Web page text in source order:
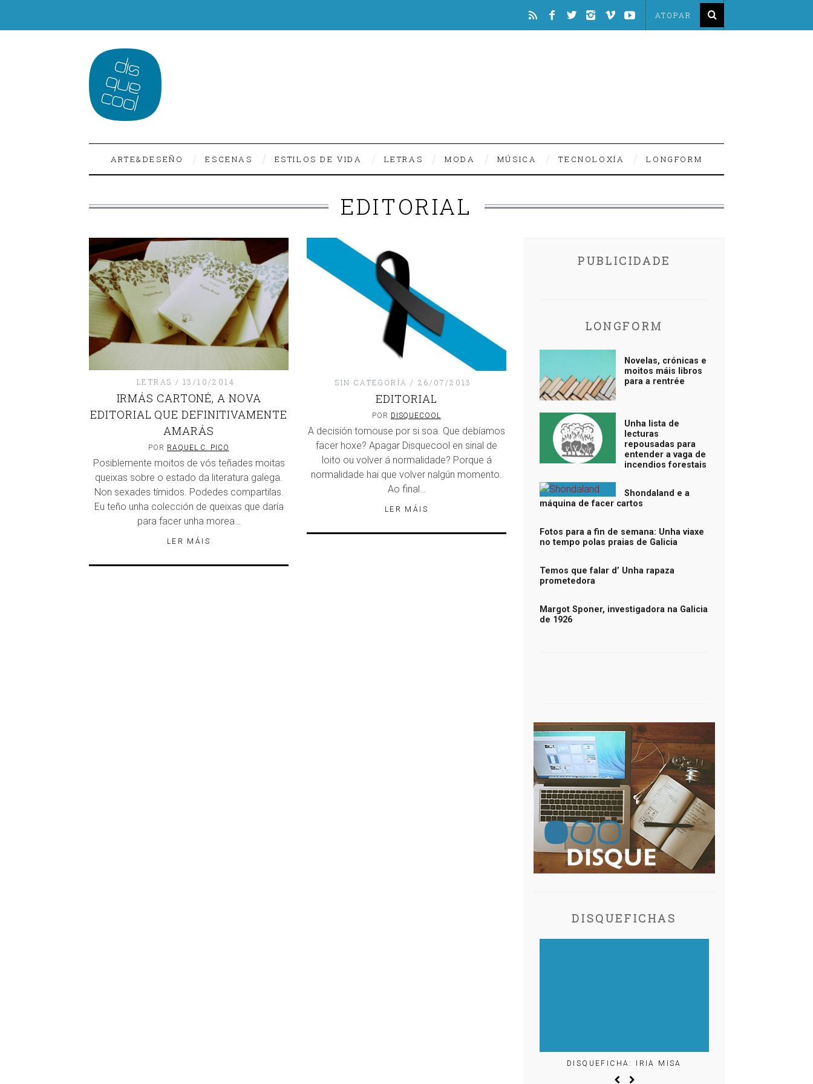
ARTE&DESEÑO ESCENAS ESTILOS DE VIDA LETRAS MODA MÚSICA TECNOLOXÍA LONGFORM
EDITORIAL
LETRAS 13/10/2014
IRMÁS CARTONÉ, A NOVA
EDITORIAL QUE DEFINITIVAMENTE
AMARÁS
POR RAQUEL C. PICO
Posiblemente moitos de vós teñades moitas
queixas sobre o estado da literatura galega.
Non sexades tímidos. Podedes compartilas.
Eu teño unha colección de queixas que daría
para facer unha morea…
LER MÁIS
SIN CATEGORÍA 26/07/2013
EDITORIAL
POR DISQUECOOL
A decisión tomouse por si soa. Que debíamos
facer hoxe? Apagar Disquecool en sinal de
loito ou volver á normalidade? Porque á
normalidade hai que volver nalgún momento.
Ao final…
LER MÁIS
PUBLICIDADE
LONGFORM
Novelas, crónicas e
moitos máis libros
para a rentrée
Unha lista de
lecturas
repousadas para
entender a vaga de
incendios forestais
Shondaland e a
máquina de facer cartos
Fotos para a fin de semana: Unha viaxe
no tempo polas praias de Galicia
Temos que falar d’ Unha rapaza
prometedora
Margot Sponer, investigadora na Galicia
de 1926
DISQUEFICHAS
DISQUEFICHA: IRIA MISA